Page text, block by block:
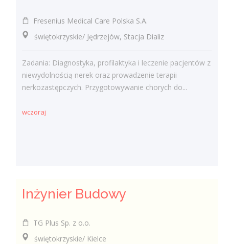
Fresenius Medical Care Polska S.A.
świętokrzyskie/ Jędrzejów, Stacja Dializ
Zadania: Diagnostyka, profilaktyka i leczenie pacjentów z
niewydolnością nerek oraz prowadzenie terapii
nerkozastępczych. Przygotowywanie chorych do...
wczoraj
Inżynier Budowy
TG Plus Sp. z o.o.
świętokrzyskie/ Kielce